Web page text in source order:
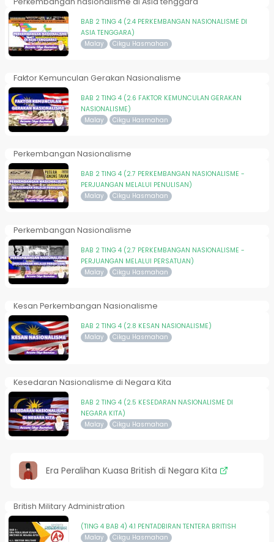
BAB 2 TING 4 (2.4 PERKEMBANGAN NASIONALISME DI
ASIA TENGGARA)
Malay Cikgu Hasmahan
Faktor Kemunculan Gerakan Nasionalisme
BAB 2 TING 4 (2.6 FAKTOR KEMUNCULAN GERAKAN
NASIONALISME)
Malay Cikgu Hasmahan
Perkembangan Nasionalisme
BAB 2 TING 4 (2.7 PERKEMBANGAN NASIONALISME -
PERJUANGAN MELALUI PENULISAN)
Malay Cikgu Hasmahan
Perkembangan Nasionalisme
BAB 2 TING 4 (2.7 PERKEMBANGAN NASIONALISME -
PERJUANGAN MELALUI PERSATUAN)
Malay Cikgu Hasmahan
Kesan Perkembangan Nasionalisme
BAB 2 TING 4 (2.8 KESAN NASIONALISME)
Malay Cikgu Hasmahan
Kesedaran Nasionalisme di Negara Kita
BAB 2 TING 4 (2.5 KESEDARAN NASIONALISME DI
NEGARA KITA)
Malay Cikgu Hasmahan
Era Peralihan Kuasa British di Negara Kita
British Military Administration
(TING 4 BAB 4) 4.1 PENTADBIRAN TENTERA BRITISH
Malay Cikgu Hasmahan